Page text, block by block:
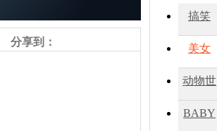
分享到：
搞笑
美女
动物世
BABY